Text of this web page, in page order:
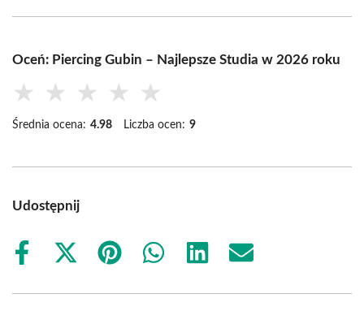
Oceń: Piercing Gubin – Najlepsze Studia w 2026 roku
★ ★ ★ ★ ★
Średnia ocena: 4.98 Liczba ocen: 9
Udostępnij
Share
Share
(Twitter)
Share
Share
Share
Share